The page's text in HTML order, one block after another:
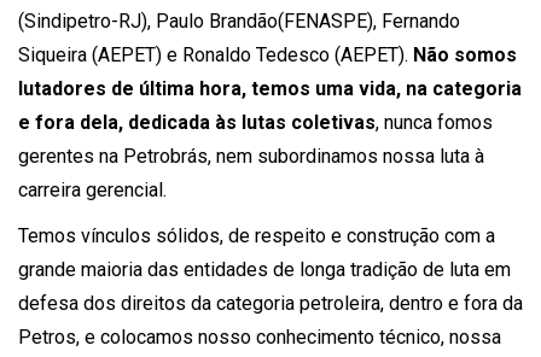
(Sindipetro-RJ), Paulo Brandão(FENASPE), Fernando
Siqueira (AEPET) e Ronaldo Tedesco (AEPET). Não somos
lutadores de última hora, temos uma vida, na categoria
e fora dela, dedicada às lutas coletivas, nunca fomos
gerentes na Petrobrás, nem subordinamos nossa luta à
carreira gerencial.
Temos vínculos sólidos, de respeito e construção com a
grande maioria das entidades de longa tradição de luta em
defesa dos direitos da categoria petroleira, dentro e fora da
Petros, e colocamos nosso conhecimento técnico, nossa